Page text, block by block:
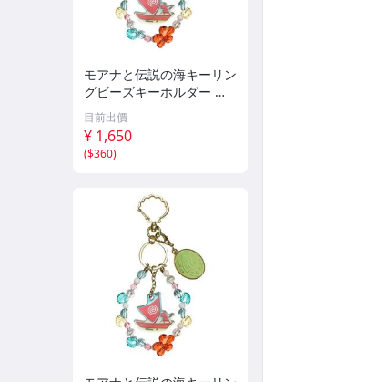
モアナと伝説の海キーリン
グビーズキーホルダー 実
写ディズニー
目前出價
¥ 1,650
($360)